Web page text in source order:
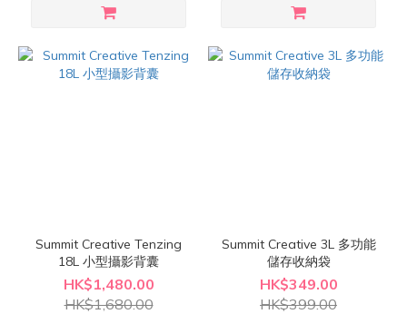
Summit Creative Tenzing
18L 小型攝影背囊
HK$1,480.00
HK$1,680.00
Summit Creative 3L 多功能
儲存收納袋
HK$349.00
HK$399.00